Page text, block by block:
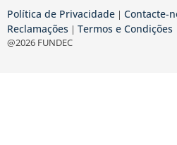
Política de Privacidade | Contacte-
Reclamações | Termos e Condições
@2026 FUNDEC